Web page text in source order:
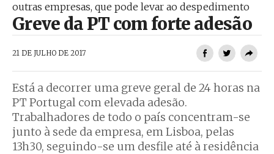
outras empresas, que pode levar ao despedimento
Greve da PT com forte adesão
21 DE JULHO DE 2017
Está a decorrer uma greve geral de 24 horas na
PT Portugal com elevada adesão.
Trabalhadores de todo o país concentram-se
junto à sede da empresa, em Lisboa, pelas
13h30, seguindo-se um desfile até à residência